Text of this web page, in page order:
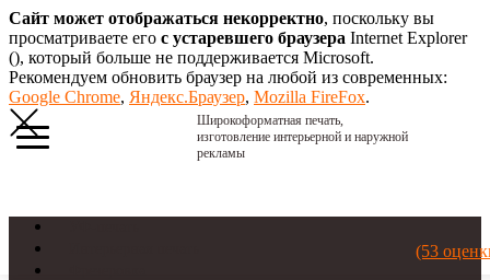
Сайт может отображаться некорректно, поскольку вы
просматриваете его с устаревшего браузера Internet Explorer
(), который больше не поддерживается Microsoft.
Рекомендуем обновить браузер на любой из современных:
Google Chrome, Яндекс.Браузер, Mozilla FireFox.
Широкоформатная печать,
изготовление интерьерной и наружной
рекламы
(53